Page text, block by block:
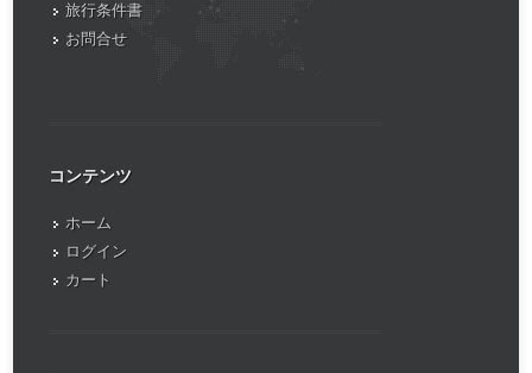
旅行条件書
お問合せ
コンテンツ
ホーム
ログイン
カート